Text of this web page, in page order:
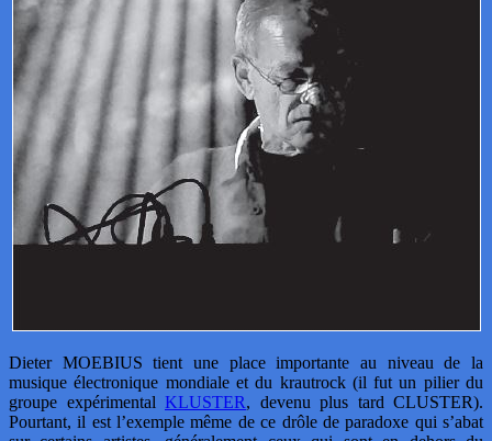
Dieter MOEBIUS tient une place importante au niveau de la
musique électronique mondiale et du krautrock (il fut un pilier du
groupe expérimental KLUSTER, devenu plus tard CLUSTER).
Pourtant, il est l’exemple même de ce drôle de paradoxe qui s’abat